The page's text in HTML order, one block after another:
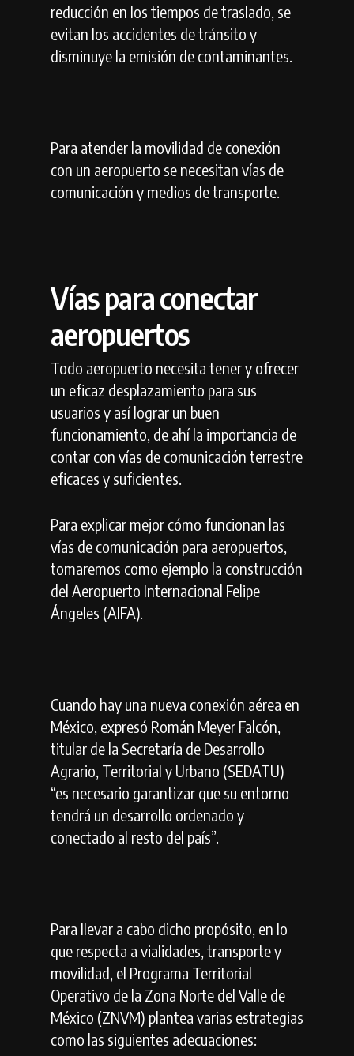
reducción en los tiempos de traslado, se
evitan los accidentes de tránsito y
disminuye la emisión de contaminantes.
Para atender la movilidad de conexión
con un aeropuerto se necesitan vías de
comunicación y medios de transporte.
Vías para conectar
aeropuertos
Todo aeropuerto necesita tener y ofrecer
un eficaz desplazamiento para sus
usuarios y así lograr un buen
funcionamiento, de ahí la importancia de
contar con vías de comunicación terrestre
eficaces y suficientes.
Para explicar mejor cómo funcionan las
vías de comunicación para aeropuertos,
tomaremos como ejemplo la construcción
del Aeropuerto Internacional Felipe
Ángeles (AIFA).
Cuando hay una nueva conexión aérea en
México, expresó Román Meyer Falcón,
titular de la Secretaría de Desarrollo
Agrario, Territorial y Urbano (SEDATU)
“es necesario garantizar que su entorno
tendrá un desarrollo ordenado y
conectado al resto del país”.
Para llevar a cabo dicho propósito, en lo
que respecta a vialidades, transporte y
movilidad, el Programa Territorial
Operativo de la Zona Norte del Valle de
México (ZNVM) plantea varias estrategias
como las siguientes adecuaciones: